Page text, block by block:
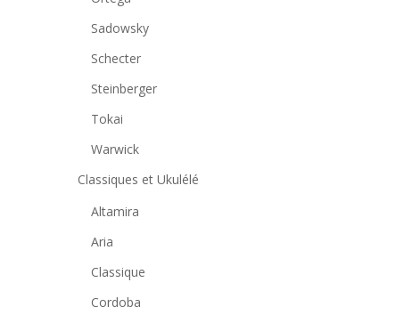
Sadowsky
Schecter
Steinberger
Tokai
Warwick
Classiques et Ukulélé
Altamira
Aria
Classique
Cordoba